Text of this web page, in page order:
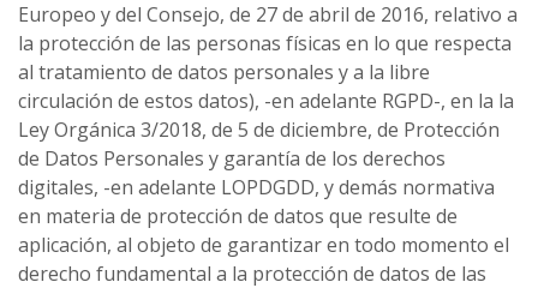
Europeo y del Consejo, de 27 de abril de 2016, relativo a
la protección de las personas físicas en lo que respecta
al tratamiento de datos personales y a la libre
circulación de estos datos), -en adelante RGPD-, en la la
Ley Orgánica 3/2018, de 5 de diciembre, de Protección
de Datos Personales y garantía de los derechos
digitales, -en adelante LOPDGDD, y demás normativa
en materia de protección de datos que resulte de
aplicación, al objeto de garantizar en todo momento el
derecho fundamental a la protección de datos de las